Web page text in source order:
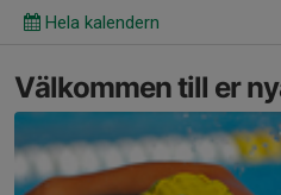
Hela kalendern
Välkommen till er